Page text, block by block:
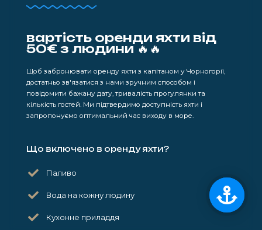
вартість оренди яхти від
50€ з людини 🔥🔥
Щоб забронювати оренду яхти з капітаном у Чорногорії,
достатньо зв'язатися з нами зручним способом і
повідомити бажану дату, тривалість прогулянки та
кількість гостей. Ми підтвердимо доступність яхти і
запропонуємо оптимальний час виходу в море.
Що включено в оренду яхти?
Паливо
Вода на кожну людину
Кухонне приладдя